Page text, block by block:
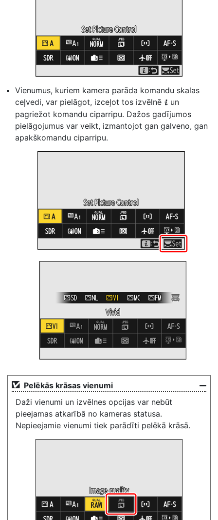
Vienumus, kuriem kamera parāda komandu skalas
ceļvedi, var pielāgot, izceļot tos izvēlnē i un
pagriežot komandu ciparripu. Dažos gadījumos
pielāgojumus var veikt, izmantojot gan galveno, gan
apakškomandu ciparripu.
Pelēkās krāsas vienumi
Daži vienumi un izvēlnes opcijas var nebūt
pieejamas atkarībā no kameras statusa.
Nepieejamie vienumi tiek parādīti pelēkā krāsā.